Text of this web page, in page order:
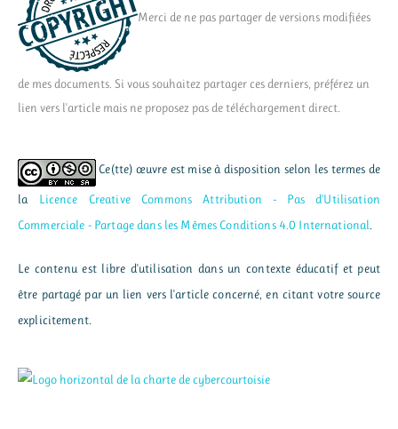
Merci de ne pas partager de versions modifiées
de mes documents. Si vous souhaitez partager ces derniers, préférez un
lien vers l'article mais ne proposez pas de téléchargement direct.
Ce(tte) œuvre est mise à disposition selon les termes de
la Licence Creative Commons Attribution - Pas d’Utilisation
Commerciale - Partage dans les Mêmes Conditions 4.0 International
Le contenu est libre d'utilisation dans un contexte éducatif et peut
être partagé par un lien vers l'article concerné, en citant votre source
explicitement.